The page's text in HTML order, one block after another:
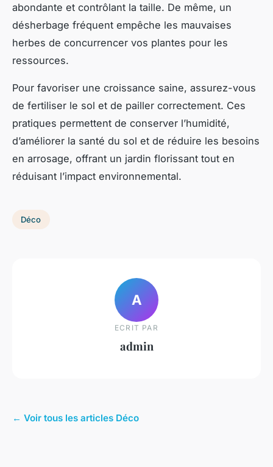
abondante et contrôlant la taille. De même, un
désherbage fréquent empêche les mauvaises
herbes de concurrencer vos plantes pour les
ressources.
Pour favoriser une croissance saine, assurez-vous
de fertiliser le sol et de pailler correctement. Ces
pratiques permettent de conserver l’humidité,
d’améliorer la santé du sol et de réduire les besoins
en arrosage, offrant un jardin florissant tout en
réduisant l’impact environnemental.
Déco
A
ECRIT PAR
admin
← Voir tous les articles Déco